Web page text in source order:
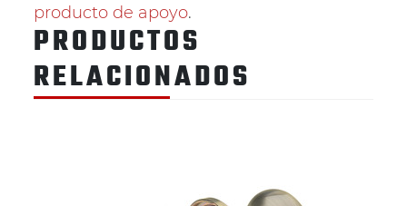
producto de apoyo.
PRODUCTOS
RELACIONADOS